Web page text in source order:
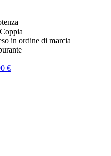
Coppia
in ordine di marcia
€